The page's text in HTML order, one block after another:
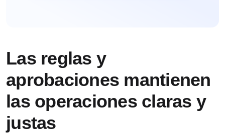
Las reglas y
aprobaciones mantienen
las operaciones claras y
justas